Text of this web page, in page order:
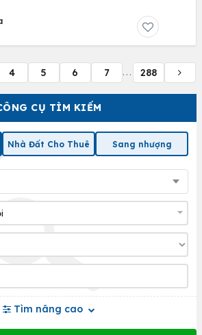
CỤ TÌM KIẾM
Nhà Đất Cho Thuê Sang nhượng
Tìm nâng cao
4 5 6 7 ... 288